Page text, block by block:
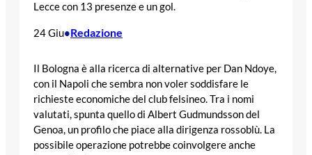
Lecce con 13 presenze e un gol.
24 Giu•Redazione
Il Bologna è alla ricerca di alternative per Dan Ndoye,
con il Napoli che sembra non voler soddisfare le
richieste economiche del club felsineo. Tra i nomi
valutati, spunta quello di Albert Gudmundsson del
Genoa, un profilo che piace alla dirigenza rossoblù. La
possibile operazione potrebbe coinvolgere anche